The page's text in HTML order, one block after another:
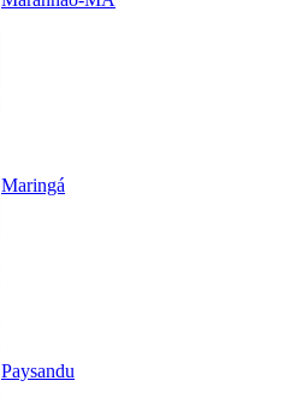
Maringá
Paysandu